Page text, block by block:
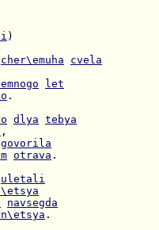
)
cher\emuha
cvela
let
.
dlya tebya
govorila
otrava .
uletali
navsegda
.